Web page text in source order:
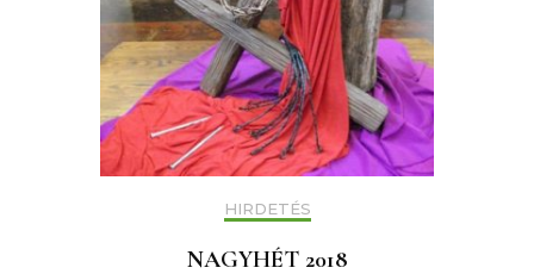
HIRDETÉS
NAGYHÉT 2018